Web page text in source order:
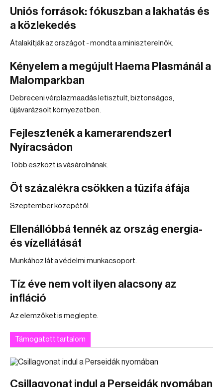
Uniós források: fókuszban a lakhatás és
a közlekedés
Átalakítják az országot - mondta a miniszterelnök.
Kényelem a megújult Haema Plasmánál a
Malomparkban
Debreceni vérplazmaadás letisztult, biztonságos,
újjávarázsolt környezetben.
Fejlesztenék a kamerarendszert
Nyíracsádon
Több eszközt is vásárolnának.
Öt százalékra csökken a tűzifa áfája
Szeptember közepétől.
Ellenállóbbá tennék az ország energia-
és vízellátását
Munkához lát a védelmi munkacsoport.
Tíz éve nem volt ilyen alacsony az
infláció
Az elemzőket is meglepte.
Támogatott tartalom
Csillagvonat indul a Perseidák nyomában